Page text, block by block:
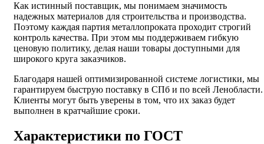
Как истинный поставщик, мы понимаем значимость
надежных материалов для строительства и производства.
Поэтому каждая партия металлопроката проходит строгий
контроль качества. При этом мы поддерживаем гибкую
ценовую политику, делая наши товары доступными для
широкого круга заказчиков.
Благодаря нашей оптимизированной системе логистики, мы
гарантируем быструю поставку в СПб и по всей Ленобласти.
Клиенты могут быть уверены в том, что их заказ будет
выполнен в кратчайшие сроки.
Характеристики по ГОСТ